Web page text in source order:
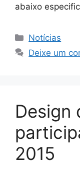
abaixo
Notícias
Deixe um
Design
2015